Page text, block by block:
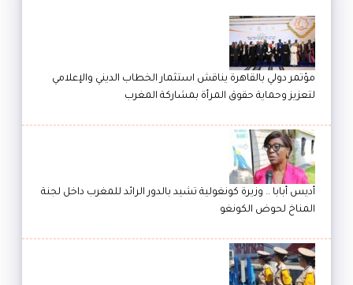
مؤتمر دولي بالقاهرة يناقش استثمار الخطاب الديني والإعلامي
لتعزيز وحماية حقوق المرأة بمشاركة المغرب
أديس أبابا .. وزيرة كونغولية تشيد بالدور الرائد للمغرب داخل لجنة
المناخ لحوض الكونغو